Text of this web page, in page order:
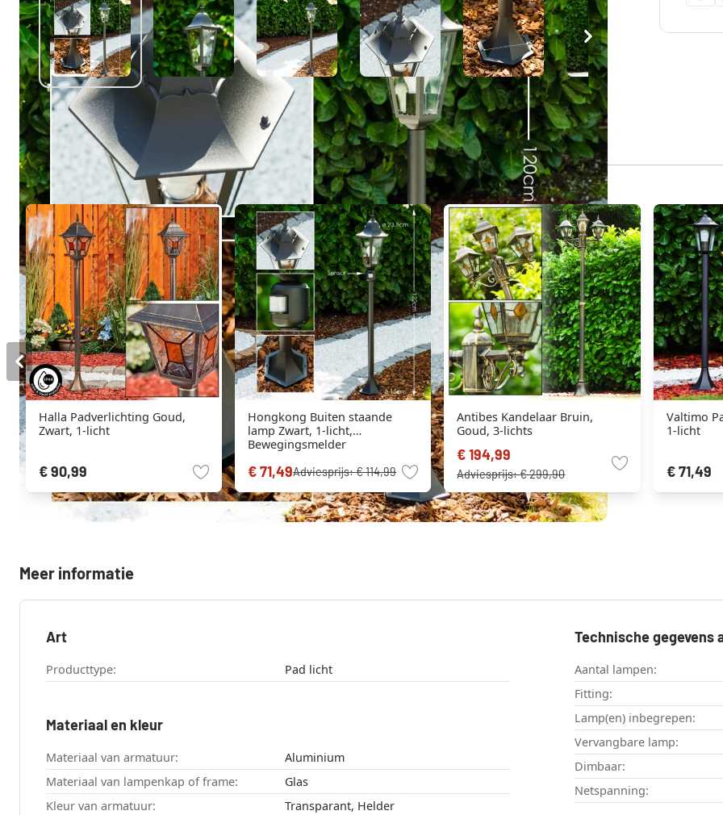
Misschien vind je dit ook leuk
Halla Padverlichting Goud,
Zwart, 1-licht
€ 90,99
Hongkong Buiten staande
lamp Zwart, 1-licht,
Bewegingsmelder
€ 71,49Adviesprijs:€ 114,99
Antibes Kandelaar Bruin,
Goud, 3-lichts
€ 194,99
Adviesprijs:€ 299,90
Valtimo
1-licht
€ 71,49
Meer informatie
Art
Producttype: Pad licht
Materiaal en kleur
Materiaal van armatuur:
Aluminium
Materiaal van lampenkap of frame:
Glas
Kleur van armatuur:
Transparant, Helder
Technische
Aantal lampen:
Fitting:
Lamp(en) inbegrepen:
Vervangbare lamp:
Dimbaar:
Netspanning: